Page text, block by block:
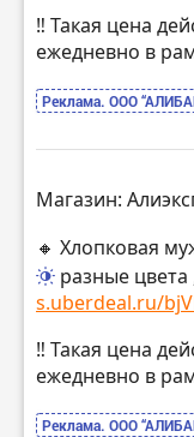
‼️ Такая цена
ежедневно в
Реклама. ООО
Магазин:
🔸 Хлопковая
разные цвета
s.uberdeal.ru/
‼️ Такая цена
ежедневно в
Реклама. ООО